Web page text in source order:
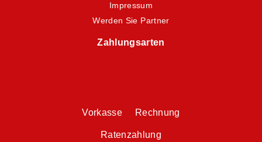
Impressum
Werden Sie Partner
Zahlungsarten
Vorkasse Rechnung
Ratenzahlung